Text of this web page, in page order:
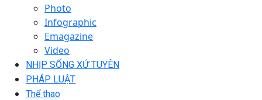
Photo
Infographic
Emagazine
Video
NHỊP SỐNG XỨ TUYÊN
PHÁP LUẬT
Thể thao